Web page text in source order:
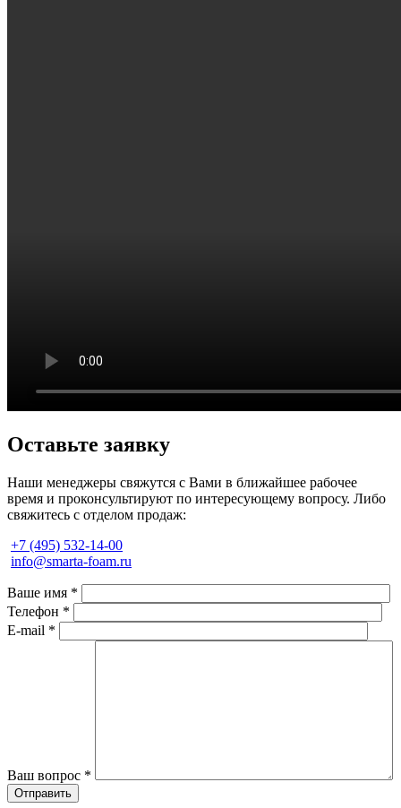
Оставьте заявку
Наши менеджеры свяжутся с Вами в ближайшее рабочее
время и проконсультируют по интересующему вопросу. Либо
свяжитесь с отделом продаж:
+7 (495) 532-14-00
info@smarta-foam.ru
Ваше имя *
Телефон *
E-mail *
Ваш вопрос *